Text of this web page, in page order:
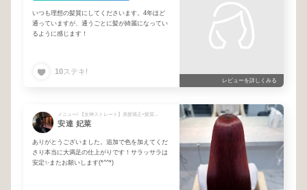
いつも理想の髪質にしてくださいます。4年ほど
通っていますが、通うごとに髪が綺麗になってい
るように感じます！
10ステキ!
レビューを詳しくみる
安達 妃菜
ありがとうございました。追加で色を加えてくだ
さり本当に大満足の仕上がりです！サラッサラは
安定✨️またお願いします(*^^*)